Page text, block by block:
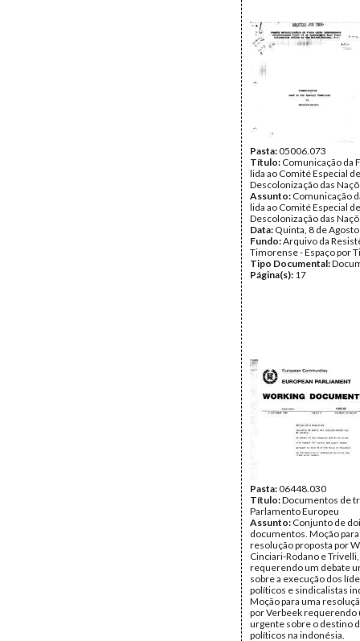
Pasta:05006.073
Título: Comunicação da
lida ao Comité Especial de
Descolonização das
Assunto: Comunicação
lida ao Comité Especial de
Descolonização das
Data: Quinta, 8 de
Fundo:Arquivo da
Timorense - Espaço por
Tipo Documental:
Página(s): 17
Pasta:06448.030
Título:Documentos de
Parlamento Europeu
Assunto: Conjunto de
documentos. Moção
resolução proposta por
Cinciari-Rodano e Trivelli,
requerendo um debate
sobre a execução dos
políticos e sindicalistas
Moção para uma
por Verbeek requerendo
urgente sobre o destino
políticos na indonésia.